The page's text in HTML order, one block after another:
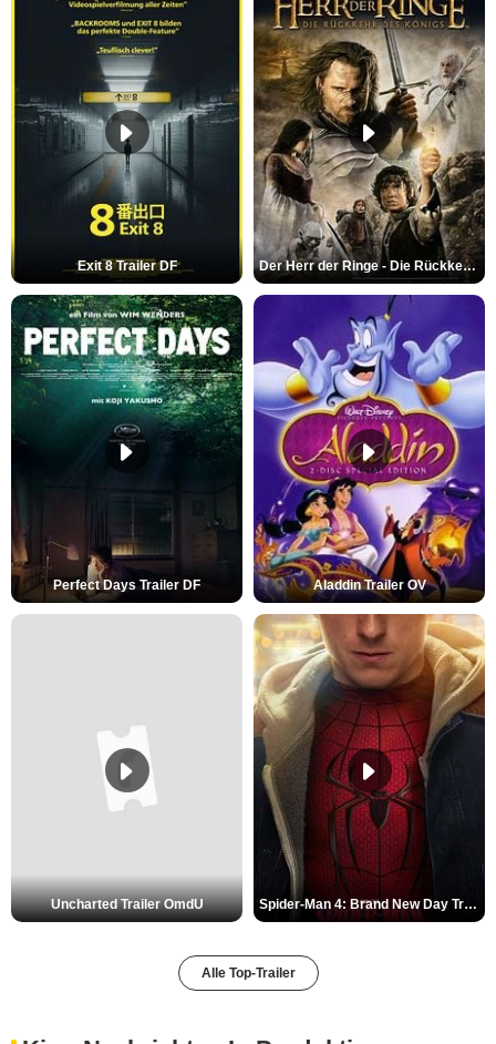
Exit 8 Trailer DF Der Herr der Ringe - Die Rückkehr des Königs Trailer OV
Perfect Days Trailer DF Aladdin Trailer OV
Uncharted Trailer OmdU Spider-Man 4: Brand New Day Trailer (3) DF
Alle Top-Trailer